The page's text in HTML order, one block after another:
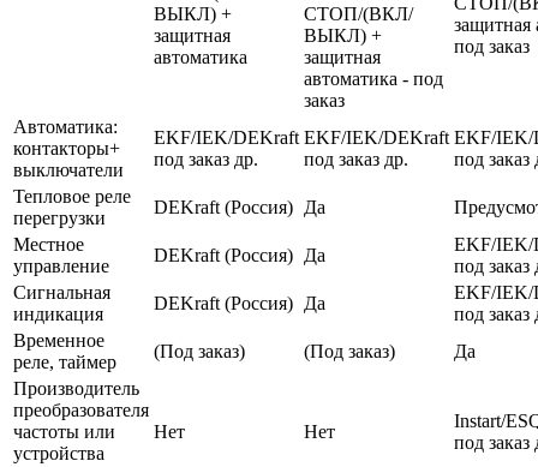
ВЫКЛ) +
защитная
автоматика
СТОП/(ВКЛ/
ВЫКЛ) +
защитная
автоматика - под
заказ
защитная
под заказ
Автоматика:
контакторы+
выключатели
EKF/IEK/DEKraft
под заказ др.
EKF/IEK/DEKraft
под заказ др.
EKF/IEK/
под заказ
Тепловое реле
перегрузки
DEKraft (Россия) Да
Местное
управление
DEKraft (Россия) Да
EKF/IEK/
под заказ
Сигнальная
индикация
DEKraft (Россия) Да
EKF/IEK/
под заказ
Временное
реле, таймер
(Под заказ) (Под заказ)
Да
Производитель
преобразователя
частоты или
устройства
Нет Нет
Instart/
под заказ